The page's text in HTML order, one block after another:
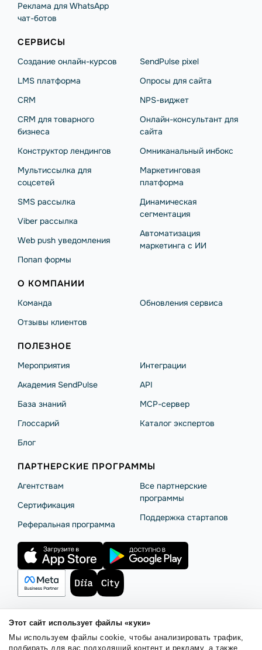
Этот сайт использует файлы «куки»
Мы используем файлы cookie, чтобы анализировать трафик,
подбирать для вас подходящий контент и рекламу, а также
Реклама для WhatsApp
чат-ботов
СЕРВИСЫ
Создание онлайн-курсов
LMS платформа
CRM
CRM для товарного
бизнеса
Конструктор лендингов
Мультиссылка для
соцсетей
SMS рассылка
Viber рассылка
Web push уведомления
Попап формы
SendPulse pixel
Опросы для сайта
NPS-виджет
Онлайн-консультант для
сайта
Омниканальный инбокс
Маркетинговая
платформа
Динамическая
сегментация
Автоматизация
маркетинга с ИИ
О КОМПАНИИ
Команда
Отзывы клиентов
Обновления сервиса
ПОЛЕЗНОЕ
Мероприятия
Академия SendPulse
База знаний
Глоссарий
Блог
Интеграции
API
MCP-сервер
Каталог экспертов
ПАРТНЕРСКИЕ ПРОГРАММЫ
Агентствам
Сертификация
Реферальная программа
Все партнерские
программы
Поддержка стартапов
Правила использованияБезопасность SendPulse
Политика конфиденциальности Политика Cookies